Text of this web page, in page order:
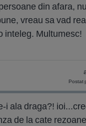
din afara,
vreau sa vad
inteleg. Multumesc!
Postat
i ala draga?!
de la cate